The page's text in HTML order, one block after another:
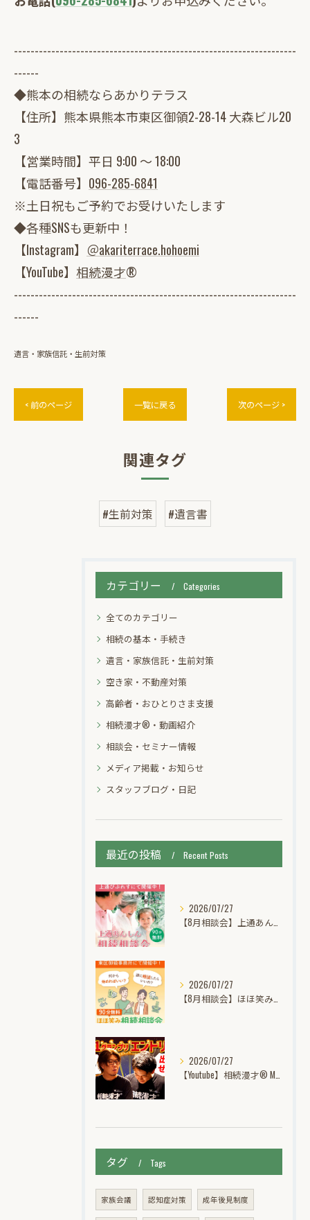
--------------------------------------------------------------------
------
◆熊本の相続ならあかりテラス
【住所】熊本県熊本市東区御領2-28-14 大森ビル20
3
【営業時間】平日 9:00 ～ 18:00
【電話番号】 096-285-6841
※土日祝もご予約でお受けいたします
◆各種SNSも更新中！
【Instagram】 ＠akariterrace.hohoemi
【YouTube】 相続漫才®
--------------------------------------------------------------------
------
遺言・家族信託・生前対策
< 前のページ 一覧に戻る 次のページ >
関連タグ
#生前対策 #遺言書
カテゴリー Categories
全てのカテゴリー
相続の基本・手続き
遺言・家族信託・生前対策
空き家・不動産対策
高齢者・おひとりさま支援
相続漫才®・動画紹介
相談会・セミナー情報
メディア掲載・お知らせ
スタッフブログ・日記
最近の投稿 Recent Posts
2026/07/27
2026/07/27
2026/07/27
タグ Tags
家族会議 認知症対策 成年後見制度